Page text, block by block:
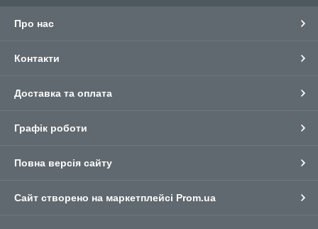
Про нас
Контакти
Доставка та оплата
Графік роботи
Повна версія сайту
Сайт створено на маркетплейсі Prom.ua